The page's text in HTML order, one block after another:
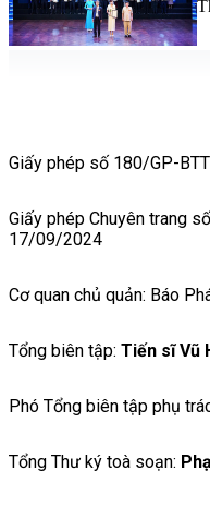
Giấy phép số 180/GP-
Giấy phép Chuyên trang
17/09/2024
Cơ quan chủ quản: Báo
Tổng biên tập: Tiến sĩ Vũ
Phó Tổng biên tập phụ
Tổng Thư ký toà soạn: